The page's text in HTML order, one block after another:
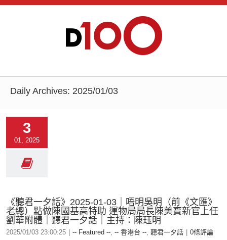
Daily Archives: 2025/01/03
3
01, 2025
《聽君一夕話》2025-01-03｜唔明吳明（前《文匯》
老總）點做陳國基高特助 運物局局長陳美寶新官上任
劉華附體｜聽君一夕話｜主持：陳珏明
2025/01/03 23:00:25 -- Featured --, -- 香港台 --, 聽君一夕話 0條評論